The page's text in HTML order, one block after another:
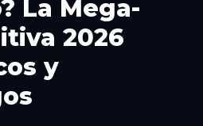
La Mega-
2026
y